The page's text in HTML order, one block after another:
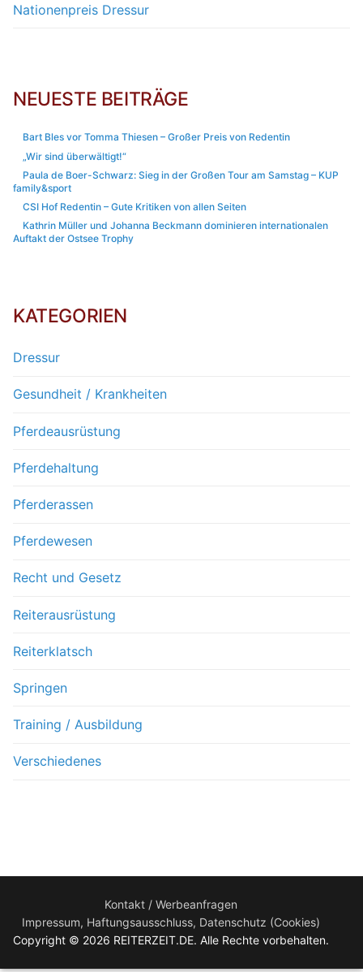
Nationenpreis Dressur
NEUESTE BEITRÄGE
Bart Bles vor Tomma Thiesen – Großer Preis von Redentin
„Wir sind überwältigt!“
Paula de Boer-Schwarz: Sieg in der Großen Tour am Samstag – KUP
family&sport
CSI Hof Redentin – Gute Kritiken von allen Seiten
Kathrin Müller und Johanna Beckmann dominieren internationalen
Auftakt der Ostsee Trophy
KATEGORIEN
Dressur
Gesundheit / Krankheiten
Pferdeausrüstung
Pferdehaltung
Pferderassen
Pferdewesen
Recht und Gesetz
Reiterausrüstung
Reiterklatsch
Springen
Training / Ausbildung
Verschiedenes
Kontakt / Werbeanfragen
Impressum, Haftungsausschluss, Datenschutz (Cookies)
Copyright © 2026 REITERZEIT.DE. Alle Rechte vorbehalten.